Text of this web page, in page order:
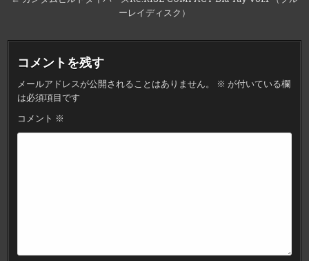
ゲ
ー
シ
ョ
ン
ーレイディスク）
コメントを残す
メールアドレスが公開されることはありません。 ※ が付いている欄
は必須項目です
コメント ※